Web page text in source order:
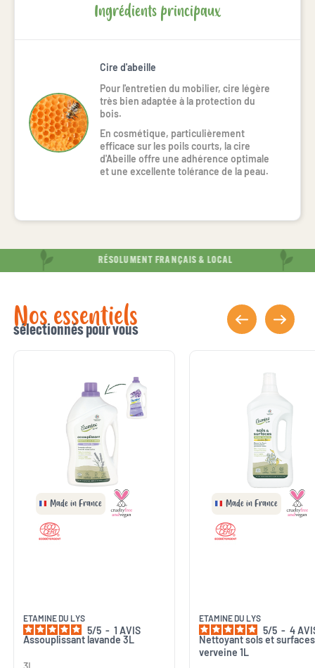
Ingrédients principaux
Cire d'abeille
Pour l'entretien du mobilier, cire légère
très bien adaptée à la protection du
bois.
En cosmétique, particulièrement
efficace sur les poils courts, la cire
d'Abeille offre une adhérence optimale
et une excellente tolérance de la peau.
RÉSOLUMENT FRANÇAIS & LOCAL
Nos essentiels
sélectionnés pour vous
Made in France
ETAMINE DU LYS
5/5 - 1 AVIS
Assouplissant lavande 3L
Made in France
ETAMINE DU LYS
5/5 - 4
Nettoyant sols et surfaces
verveine 1L